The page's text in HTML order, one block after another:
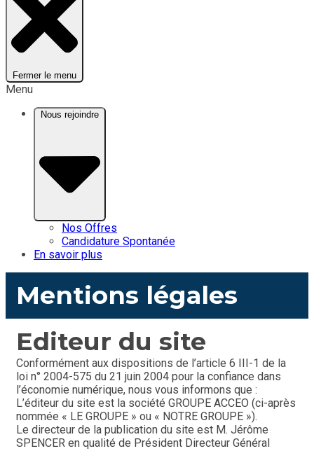
Fermer le menu
Menu
Nous rejoindre
Nos Offres
Candidature Spontanée
En savoir plus
Mentions légales
Editeur du site
Conformément aux dispositions de l’article 6 III-1 de la
loi n° 2004-575 du 21 juin 2004 pour la confiance dans
l’économie numérique, nous vous informons que :
L’éditeur du site est la société GROUPE ACCEO (ci-après
nommée « LE GROUPE » ou « NOTRE GROUPE »).
Le directeur de la publication du site est M. Jérôme
SPENCER en qualité de Président Directeur Général